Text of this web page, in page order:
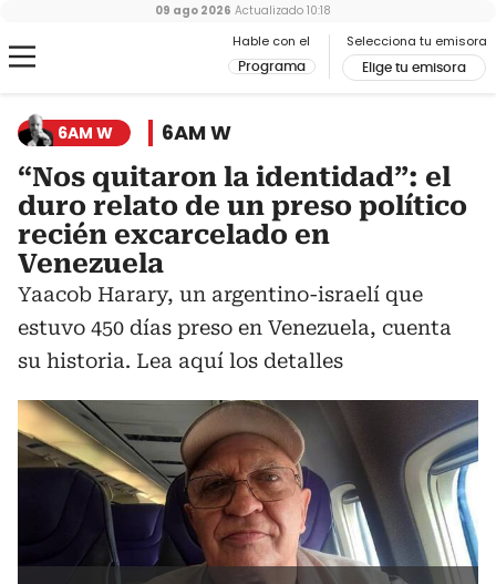
Hable con el
Programa
Selecciona tu emisora
Elige tu emisora
09 ago 2026 Actualizado 10:18
6AM W 6AM W
“Nos quitaron la identidad”: el
duro relato de un preso político
recién excarcelado en
Venezuela
Yaacob Harary, un argentino-israelí que
estuvo 450 días preso en Venezuela, cuenta
su historia. Lea aquí los detalles